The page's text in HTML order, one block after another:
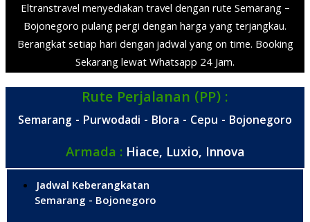
Eltranstravel menyediakan travel dengan rute Semarang –
Bojonegoro pulang pergi dengan harga yang terjangkau.
Berangkat setiap hari dengan jadwal yang on time. Booking
Sekarang lewat Whatsapp 24 Jam.
Rute Perjalanan (PP) :
Semarang - Purwodadi - Blora - Cepu - Bojonegoro
Armada : Hiace, Luxio, Innova
Jadwal Keberangkatan
Semarang - Bojonegoro